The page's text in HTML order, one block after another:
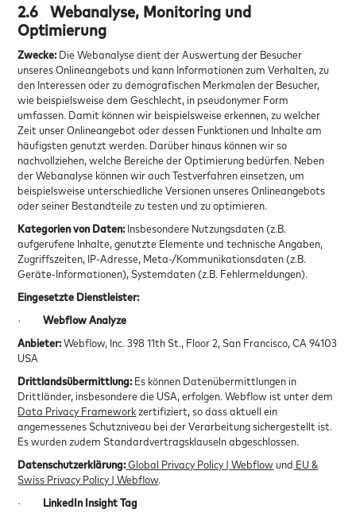
2.6
Webanalyse, Monitoring und
Optimierung
Zwecke:Die Webanalyse dient der Auswertung der Besucher
unseres Onlineangebots und kann Informationen zum Verhalten, zu
den Interessen oder zu demografischen Merkmalen der Besucher,
wie beispielsweise dem Geschlecht, in pseudonymer Form
umfassen. Damit können wir beispielsweise erkennen, zu welcher
Zeit unser Onlineangebot oder dessen Funktionen und Inhalte am
häufigsten genutzt werden. Darüber hinaus können wir so
nachvollziehen, welche Bereiche der Optimierung bedürfen. Neben
der Webanalyse können wir auch Testverfahren einsetzen, um
beispielsweise unterschiedliche Versionen unseres Onlineangebots
oder seiner Bestandteile zu testen und zu optimieren.
Kategorien von Daten:Insbesondere Nutzungsdaten (z.B.
aufgerufene Inhalte, genutzte Elemente und technische Angaben,
Zugriffszeiten, IP-Adresse, Meta-/Kommunikationsdaten (z.B.
Geräte-Informationen), Systemdaten (z.B. Fehlermeldungen).
Eingesetzte Dienstleister:
·Webflow Analyze
Anbieter:Webflow, Inc. 398 11th St., Floor 2, San Francisco, CA 94103
USA
Drittlandsübermittlung:Es können Datenübermittlungen in
Drittländer, insbesondere die USA, erfolgen. Webflow ist unter dem
Data Privacy Frameworkzertifiziert, so dass aktuell ein
angemessenes Schutzniveau bei der Verarbeitung sichergestellt ist.
Es wurden zudem Standardvertragsklauseln abgeschlossen.
Datenschutzerklärung:Global Privacy Policy | Webflow und EU &
Swiss Privacy Policy | Webflow.
· LinkedIn Insight Tag